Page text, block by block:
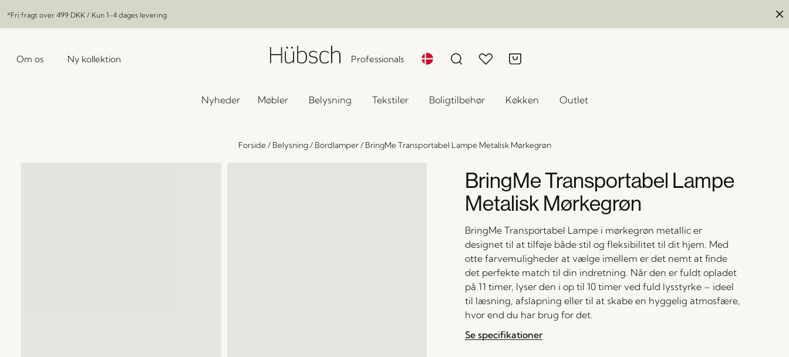
*Fri fragt over 499 DKK / Kun 1-4 dages levering
Om os Ny kollektion Professionals
Nyheder Møbler Belysning Tekstiler Boligtilbehør Køkken Outlet
Forside/ Belysning/ Bordlamper/ BringMe Transportabel Lampe Metalisk Mørkegrøn
BringMe Transportabel Lampe
Metalisk Mørkegrøn
BringMe Transportabel Lampe i mørkegrøn metallic er
designet til at tilføje både stil og fleksibilitet til dit hjem. Med
otte farvemuligheder at vælge imellem er det nemt at finde
det perfekte match til din indretning. Når den er fuldt opladet
på 11 timer, lyser den i op til 10 timer ved fuld lysstyrke – ideel
til læsning, afslapning eller til at skabe en hyggelig atmosfære,
hvor end du har brug for det.
Se specifikationer